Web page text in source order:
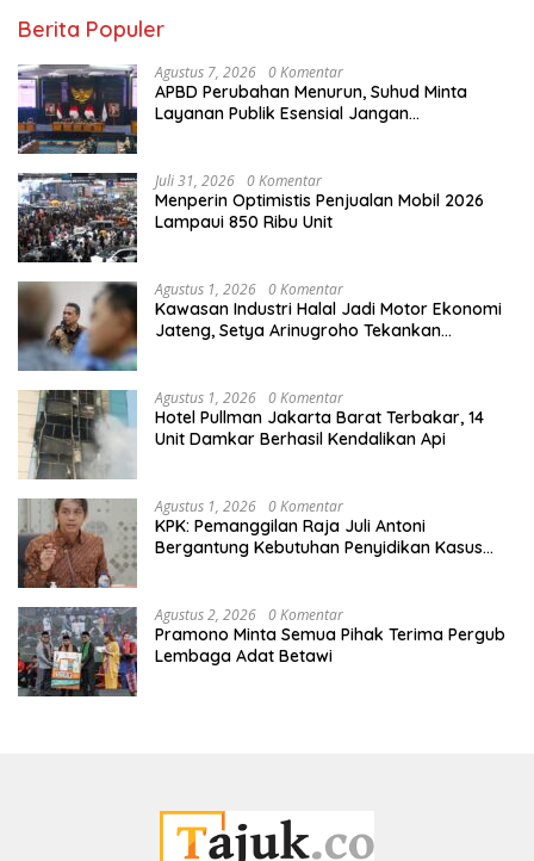
Berita Populer
Agustus 7, 2026 0 Komentar
APBD Perubahan Menurun, Suhud Minta
Layanan Publik Esensial Jangan
Juli 31, 2026 0 Komentar
Menperin Optimistis Penjualan Mobil 2026
Lampaui 850 Ribu Unit
Agustus 1, 2026 0 Komentar
Kawasan Industri Halal Jadi Motor Ekonomi
Jateng, Setya Arinugroho Tekankan
Agustus 1, 2026 0 Komentar
Hotel Pullman Jakarta Barat Terbakar, 14
Unit Damkar Berhasil Kendalikan Api
Agustus 1, 2026 0 Komentar
KPK: Pemanggilan Raja Juli Antoni
Bergantung Kebutuhan Penyidikan Kasus
Agustus 2, 2026 0 Komentar
Pramono Minta Semua Pihak Terima Pergub
Lembaga Adat Betawi